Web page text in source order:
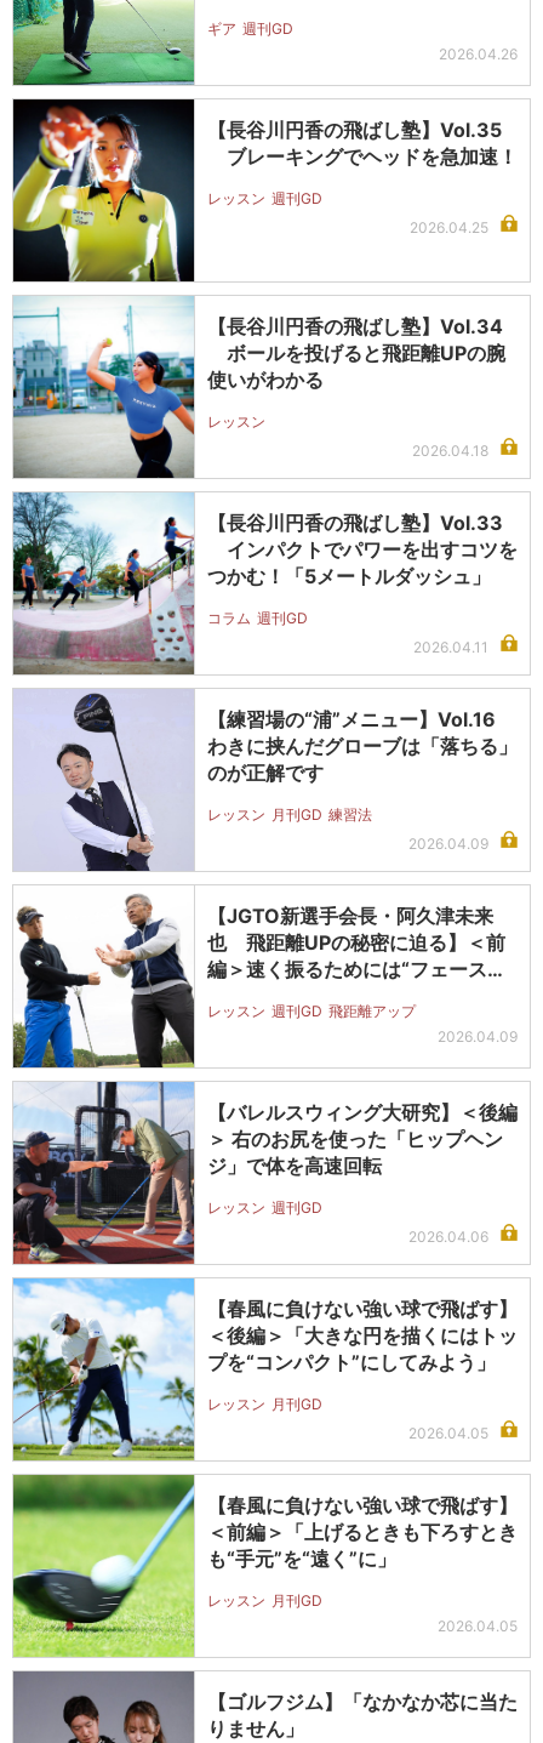
ギア 週刊GD
2026.04.26
【長谷川円香の飛ばし塾】Vol.35
ブレーキングでヘッドを急加速！
レッスン 週刊GD
2026.04.25
【長谷川円香の飛ばし塾】Vol.34
ボールを投げると飛距離UPの腕
使いがわかる
レッスン
2026.04.18
【長谷川円香の飛ばし塾】Vol.33
インパクトでパワーを出すコツを
つかむ！「5メートルダッシュ」
コラム 週刊GD
2026.04.11
【練習場の“浦”メニュー】Vol.16
わきに挟んだグローブは「落ちる」
のが正解です
レッスン 月刊GD 練習法
2026.04.09
【JGTO新選手会長・阿久津未来
也 飛距離UPの秘密に迫る】＜前
編＞速く振るためには“フェース管
レッスン 週刊GD 飛距離アップ
2026.04.09
【バレルスウィング大研究】＜後編
＞ 右のお尻を使った「ヒップヘン
ジ」で体を高速回転
レッスン 週刊GD
2026.04.06
【春風に負けない強い球で飛ばす】
＜後編＞「大きな円を描くにはトッ
プを“コンパクト”にしてみよう」
レッスン 月刊GD
2026.04.05
【春風に負けない強い球で飛ばす】
＜前編＞「上げるときも下ろすとき
も“手元”を“遠く”に」
レッスン 月刊GD
2026.04.05
【ゴルフジム】「なかなか芯に当た
りません」